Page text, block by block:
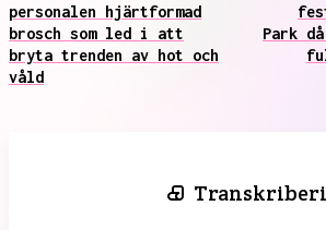
personalen hjärtformad
brosch som led i att
bryta trenden av hot och
våld
Park